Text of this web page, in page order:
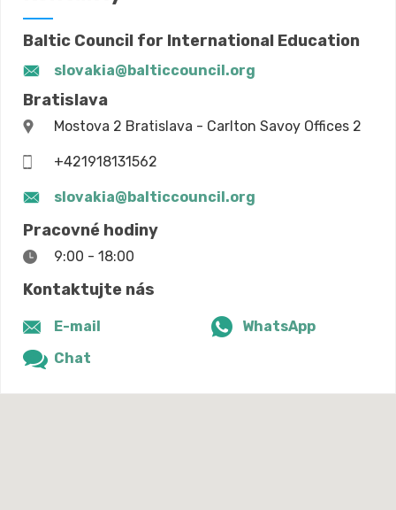
Baltic Council for International Education
slovakia@balticcouncil.org
Bratislava
Mostova 2 Bratislava - Carlton Savoy Offices 2
+421918131562
slovakia@balticcouncil.org
Pracovné hodiny
9:00 - 18:00
Kontaktujte nás
E-mail
Chat
WhatsApp